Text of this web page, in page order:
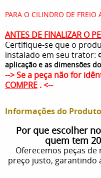
PARA O CILINDRO DE FREIO
ANTES DE FINALIZAR O
Certifique-se que o
instalado em seu trator:
aplicação e as dimensões
--> Se a peça não for
COMPRE . <--
Informações do Produto
Por que escolher
quem tem
Oferecemos peças
preço justo, garantindo